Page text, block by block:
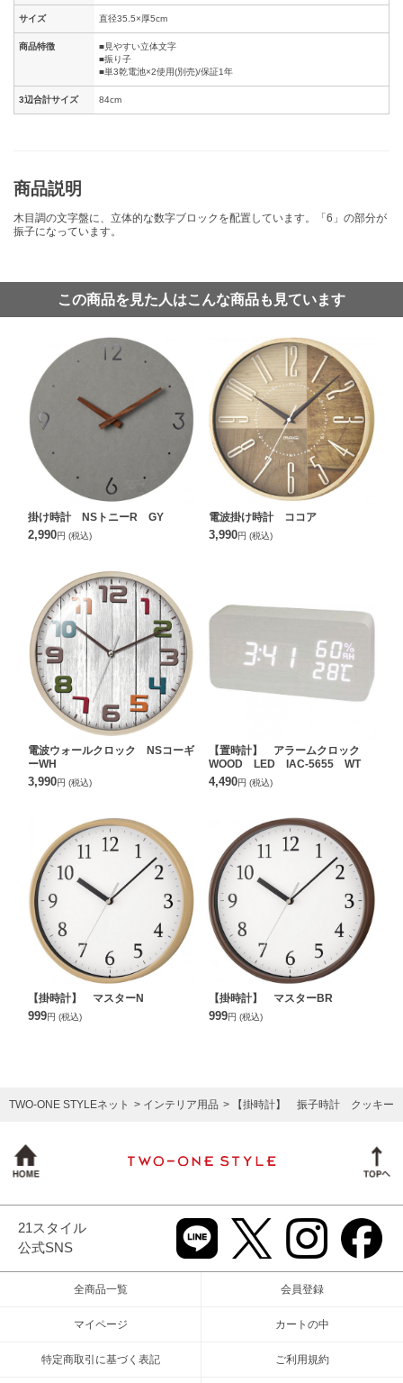
サイズ 直径35.5×厚5cm
商品特徴
■見やすい立体文字
■振り子
■単3乾電池×2使用(別売)/保証1年
3辺合計サイズ 84cm
商品説明
木目調の文字盤に、立体的な数字ブロックを配置しています。「6」の部分が
振子になっています。
この商品を見た人はこんな商品も見ています
掛け時計 NSトニーR GY
2,990円 (税込)
電波掛け時計 ココア
3,990円 (税込)
電波ウォールクロック NSコーギ
ーWH
3,990円 (税込)
【置時計】 アラームクロック
WOOD LED IAC-5655 WT
4,490円 (税込)
【掛時計】 マスターN
999円 (税込)
【掛時計】 マスターBR
999円 (税込)
TWO-ONE STYLEネット インテリア用品 【掛時計】 振子時計 クッキー
21スタイル
公式SNS
全商品一覧 会員登録
マイページ カートの中
特定商取引に基づく表記 ご利用規約